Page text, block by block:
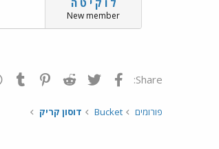
ל ו ק י ט ה
New member
Share: פייסבוק Twitter
Reddit
פורומים Bucket דוסון קריק